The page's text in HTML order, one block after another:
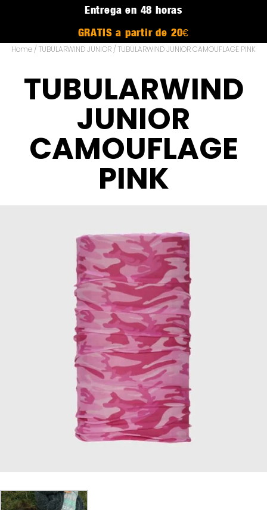
Entrega en 48 horas
GRATIS a partir de 20€
Home / TUBULARWIND JUNIOR / TUBULARWIND JUNIOR CAMOUFLAGE PINK
TUBULARWIND
JUNIOR
CAMOUFLAGE
PINK